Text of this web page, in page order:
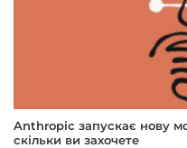
Anthropic запускає нову
скільки ви захочете